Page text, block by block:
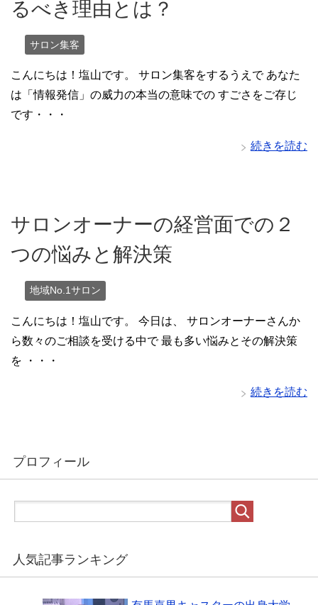
るべき理由とは？
サロン集客
こんにちは！塩山です。 サロン集客をするうえで あなた
は「情報発信」の威力の本当の意味での すごさをご存じ
です・・・
続きを読む
サロンオーナーの経営面での２
つの悩みと解決策
地域No.1サロン
こんにちは！塩山です。 今日は、 サロンオーナーさんか
ら数々のご相談を受ける中で 最も多い悩みとその解決策
を ・・・
続きを読む
プロフィール
人気記事ランキング